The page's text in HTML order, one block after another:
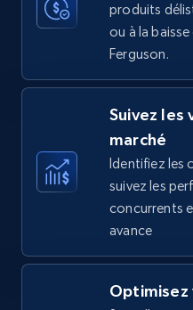
35.2K+ 5.7K+
URL, Product name,
rating object, Product
Author name, Asin, and
870+
Walmart - products
produits
ou à la
Ferguson.
Suivez les
marché
Identifiez les
suivez les
concurrents
avance
Optimisez